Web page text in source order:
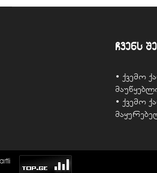
ჩვენს
• ქვემო
• ქვემო